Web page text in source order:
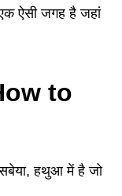
ऐसी जगह है जहां
to
हथुआ में है जो